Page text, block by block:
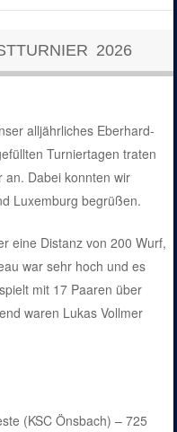
2026
alljährliches Eberhard-
Turniertagen traten
an. Dabei konnten wir
Luxemburg begrüßen.
eine Distanz von 200 Wurf,
war sehr hoch und es
mit 17 Paaren über
waren Lukas Vollmer
(KSC Önsbach) – 725